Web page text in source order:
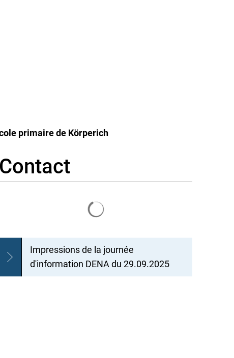
primaire de Körperich
Contact
Impressions de la journée
d'information DENA du 29.09.2025